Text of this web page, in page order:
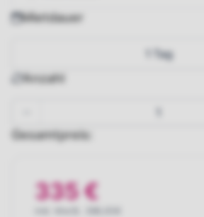
Mietdauer
1 Tag
Anzahl
Gesamtpreis:
335 €